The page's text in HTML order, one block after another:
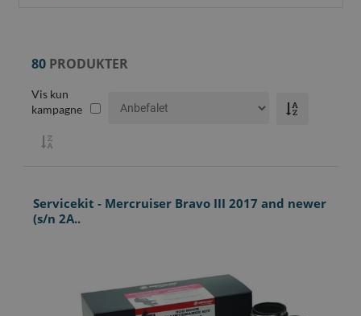
80PRODUKTER
Vis kun
kampagne
Servicekit - Mercruiser Bravo III 2017 and newer
(s/n 2A..